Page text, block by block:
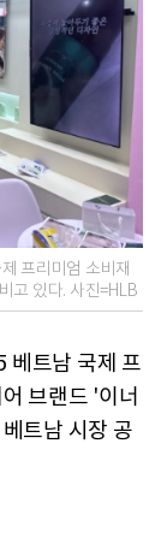
프리미엄 소비재
고 있다. 사진=HLB
베트남 국제 프
브랜드 '이너
트남 시장 공